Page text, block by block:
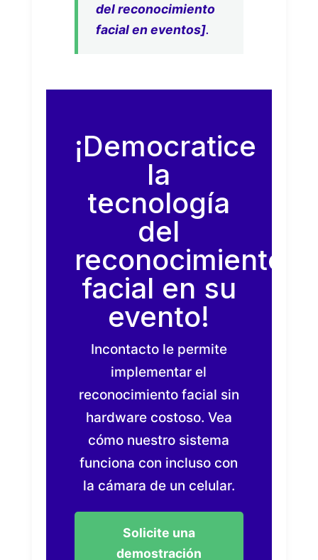
del reconocimiento
facial en eventos].
¡Democratice
la
tecnología
del
reconocimiento
facial en su
evento!
Incontacto le permite
implementar el
reconocimiento facial sin
hardware costoso. Vea
cómo nuestro sistema
funciona con incluso con
la cámara de un celular.
Solicite una
demostración